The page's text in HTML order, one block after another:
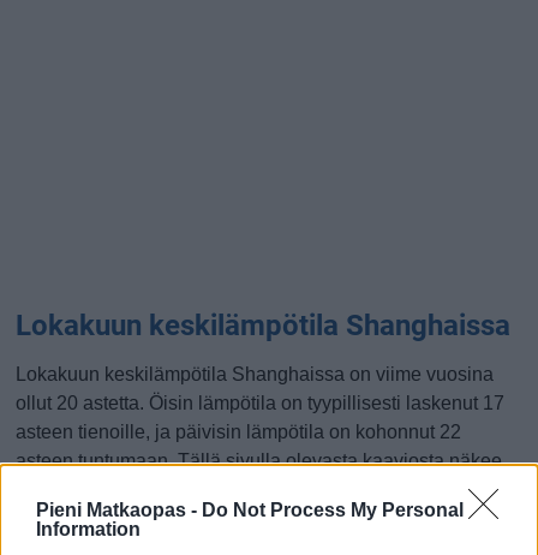
Pieni Matkaopas - Do Not Process My Personal
Information
Lokakuun keskilämpötila Shanghaissa
Lokakuun keskilämpötila Shanghaissa on viime vuosina
ollut 20 astetta. Öisin lämpötila on tyypillisesti laskenut 17
asteen tienoille, ja päivisin lämpötila on kohonnut 22
asteen tuntumaan. Tällä sivulla olevasta kaaviosta näkee,
lokakuussa viime vuosina ja vaihteluväli, jolla lämpötila